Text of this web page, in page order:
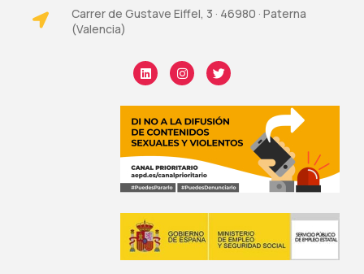
Carrer de Gustave Eiffel, 3 · 46980 · Paterna
(Valencia)